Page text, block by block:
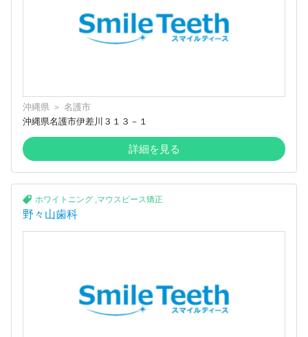
沖縄県 ＞ 名護市
沖縄県名護市伊差川３１３－１
詳細を見る
ホワイトニング ,マウスピース矯正
野々山歯科